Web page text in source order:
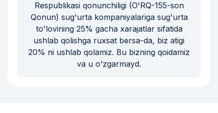
Respublikasi qonunchiligi (O'RQ-155-son
Qonun) sug'urta kompaniyalariga sug'urta
to'lovining 25% gacha xarajatlar sifatida
ushlab qolishga ruxsat bersa-da, biz atigi
20% ni ushlab qolamiz. Bu bizning qoidamiz
va u o'zgarmayd.